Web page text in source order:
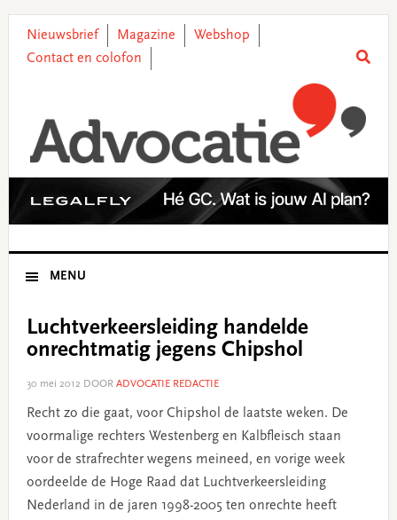
primary
main
primary
footer
Nieuwsbrief Magazine
Webshop
Contact en colofon
MENU
Luchtverkeersleiding handelde
onrechtmatig jegens Chipshol
30 mei 2012DOOR ADVOCATIE REDACTIE
Recht zo die gaat, voor Chipshol de laatste weken. De
voormalige rechters Westenberg en Kalbfleisch staan
voor de strafrechter wegens meineed, en vorige week
oordeelde de Hoge Raad dat Luchtverkeersleiding
Nederland in de jaren 1998-2005 ten onrechte heeft